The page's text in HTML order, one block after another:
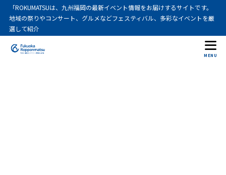
「ROKUMATSUは、九州福岡の最新イベント情報をお届けするサイトです。
地域の祭りやコンサート、グルメなどフェスティバル、多彩なイベントを厳
選して紹介
MENU